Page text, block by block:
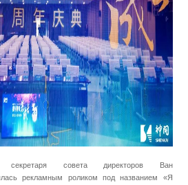
секретаря совета директоров Ван
рекламным роликом под названием «Я